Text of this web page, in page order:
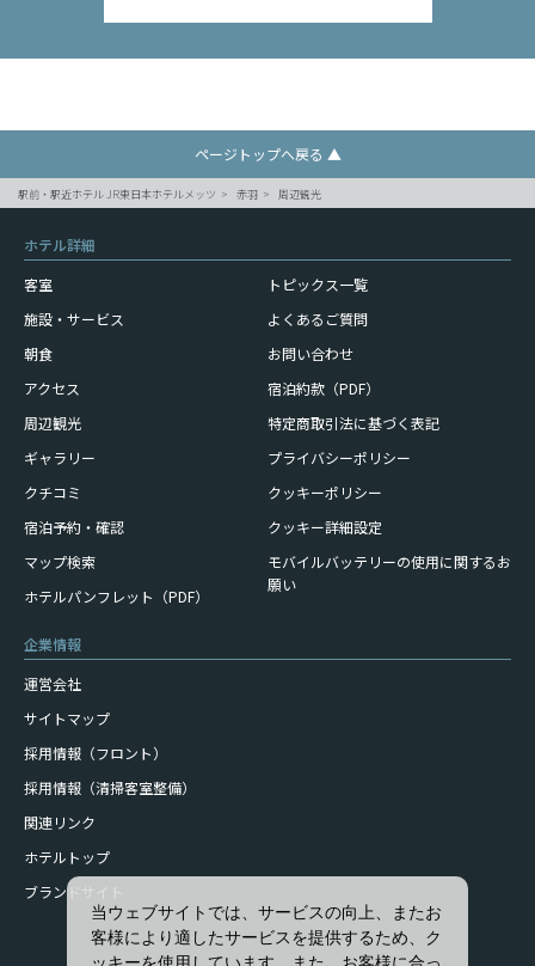
ページトップへ戻る ▲
駅前・駅近ホテル JR東日本ホテルメッツ 赤羽 周辺観光
ホテル詳細
客室
施設・サービス
朝食
アクセス
周辺観光
ギャラリー
クチコミ
宿泊予約・確認
マップ検索
ホテルパンフレット（PDF）
トピックス一覧
よくあるご質問
お問い合わせ
宿泊約款（PDF）
特定商取引法に基づく表記
プライバシーポリシー
クッキーポリシー
クッキー詳細設定
モバイルバッテリーの使用に関するお
願い
企業情報
運営会社
サイトマップ
採用情報（フロント）
採用情報（清掃客室整備）
関連リンク
ホテルトップ
ブランドサイト
当ウェブサイトでは、サービスの向上、またお
客様により適したサービスを提供するため、ク